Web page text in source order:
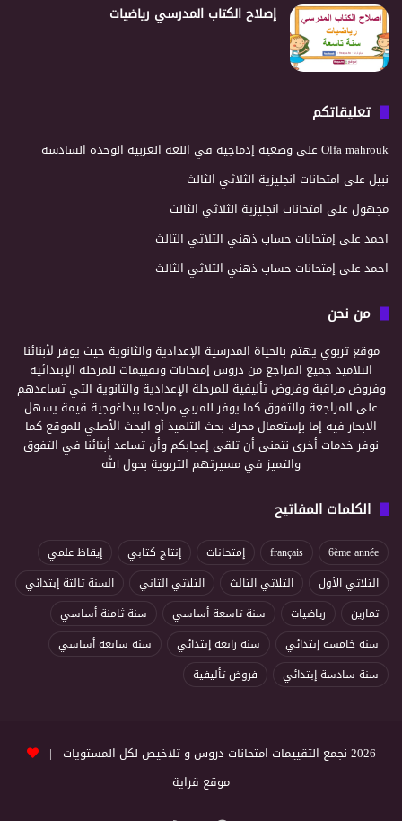
إصلاح الكتاب المدرسي رياضيات
تعليقاتكم
Olfa mahroukعلى وضعية إدماجية في اللغة العربية الوحدة السادسة
نبيلعلى امتحانات انجليزية الثلاثي الثالث
مجهولعلى امتحانات انجليزية الثلاثي الثالث
احمدعلى إمتحانات حساب ذهني الثلاثي الثالث
احمدعلى إمتحانات حساب ذهني الثلاثي الثالث
من نحن
موقع تربوي يهتم بالحياة المدرسية الإعدادية والثانوية حيث يوفر لأبنائنا
التلاميذ جميع المراجع من دروس إمتحانات وتقييمات للمرحلة الإبتدائية
وفروض مراقبة وفروض تأليفية للمرحلة الإعدادية والثانوية التي تساعدهم
على المراجعة والتفوق كما يوفر للمربي مراجعا بيداغوجية قيمة يسهل
الابحار فيه إما بإستعمال محرك بحث التلميذ أو البحث الأصلي للموقع كما
نوفر خدمات أخرى نتمنى أن تلقى إعجابكم وأن تساعد أبنائنا في التفوق
والتميز في مسيرتهم التربوية بحول الله
الكلمات المفاتيح
6ème année
français إمتحانات إنتاج كتابي
إيقاظ علمي
الثلاثي الأول
الثلاثي الثالث الثلاثي الثاني
السنة ثالثة إبتدائي
تمارين
رياضيات سنة تاسعة أساسي
سنة ثامنة أساسي
سنة خامسة إبتدائي
سنة رابعة إبتدائي
سنة سابعة أساسي
سنة سادسة إبتدائي
فروض تأليفية
2026 نجمع التقييمات امتحانات دروس و تلاخيص لكل المستويات |
موقع قراية